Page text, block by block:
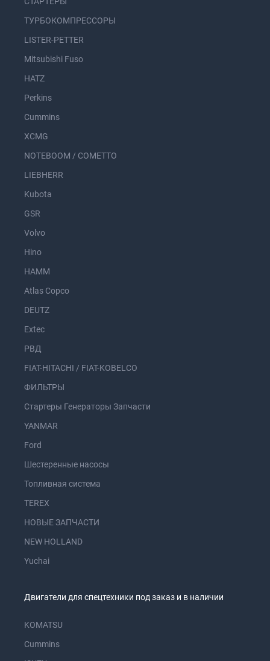
ТУРБОКОМПРЕССОРЫ
LISTER-PETTER
Mitsubishi Fuso
HATZ
Perkins
Cummins
XCMG
NOTEBOOM / COMETTO
LIEBHERR
Kubota
GSR
Volvo
Hino
HAMM
Atlas Copco
DEUTZ
Extec
РВД
FIAT-HITACHI / FIAT-KOBELCO
ФИЛЬТРЫ
Стартеры Генераторы Запчасти
YANMAR
Ford
Шестеренные насосы
Топливная система
TEREX
НОВЫЕ ЗАПЧАСТИ
NEW HOLLAND
Yuchai
Двигатели для спецтехники под заказ и в наличии
KOMATSU
Cummins